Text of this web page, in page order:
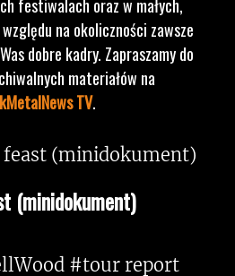
festiwalach oraz w małych,
na okoliczności zawsze
dobre kadry. Zapraszamy do
materiałów na
TV.
(minidokument)